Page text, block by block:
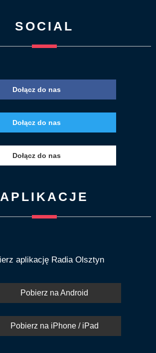
SOCIAL
Dołącz do nas
Dołącz do nas
Dołącz do nas
APLIKACJE
aplikację Radia Olsztyn
Pobierz na Android
Pobierz na iPhone / iPad